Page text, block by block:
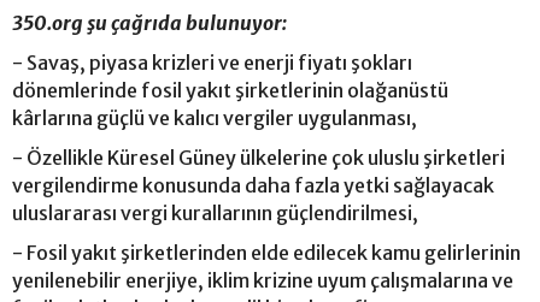
350.org şu çağrıda bulunuyor:
- Savaş, piyasa krizleri ve enerji fiyatı şokları
dönemlerinde fosil yakıt şirketlerinin olağanüstü
kârlarına güçlü ve kalıcı vergiler uygulanması,
- Özellikle Küresel Güney ülkelerine çok uluslu şirketleri
vergilendirme konusunda daha fazla yetki sağlayacak
uluslararası vergi kurallarının güçlendirilmesi,
- Fosil yakıt şirketlerinden elde edilecek kamu gelirlerinin
yenilenebilir enerjiye, iklim krizine uyum çalışmalarına ve